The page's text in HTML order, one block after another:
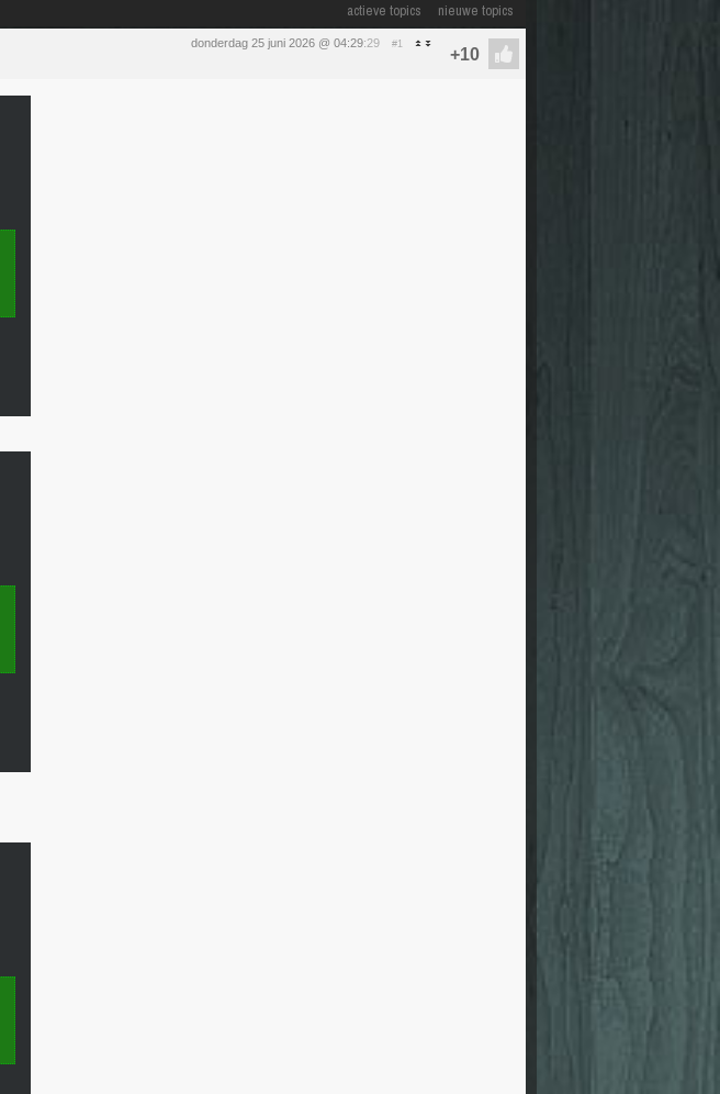
actieve topics nieuwe topics
donderdag 25 juni 2026 @ 04:29:29 #1